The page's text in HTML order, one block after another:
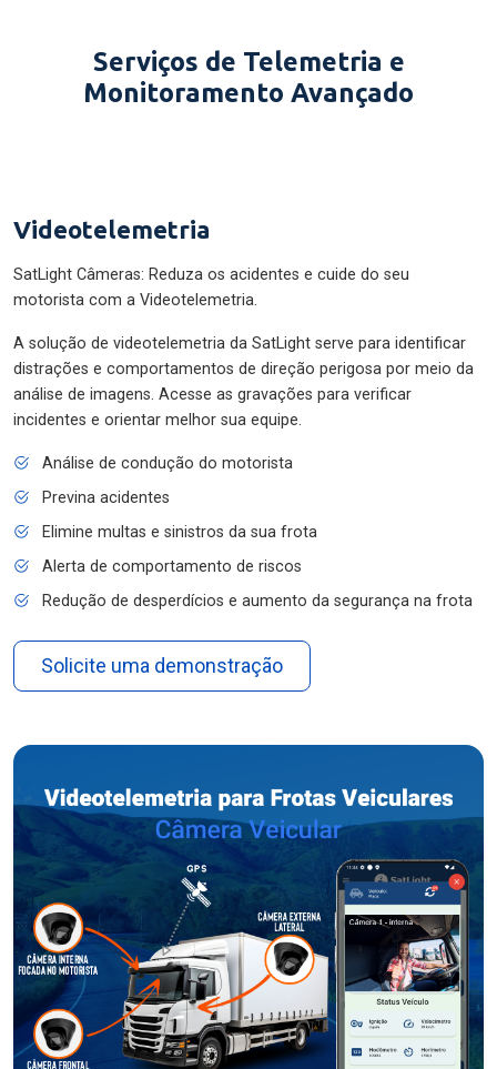
Serviços de Telemetria e
Monitoramento Avançado
Videotelemetria
SatLight Câmeras: Reduza os acidentes e cuide do seu
motorista com a Videotelemetria.
A solução de videotelemetria da SatLight serve para identificar
distrações e comportamentos de direção perigosa por meio da
análise de imagens. Acesse as gravações para verificar
incidentes e orientar melhor sua equipe.
Análise de condução do motorista
Previna acidentes
Elimine multas e sinistros da sua frota
Alerta de comportamento de riscos
Redução de desperdícios e aumento da segurança na frota
Solicite uma demonstração